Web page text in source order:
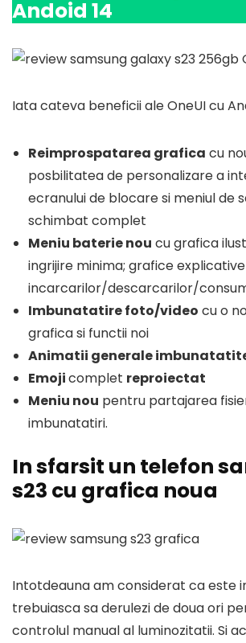
Andoid 14
Iata cateva beneficii ale OneUI cu
Reimprospatarea grafica cu
posbilitatea de personalizare a
ecranului de blocare si meniul de
schimbat complet
Meniu baterie nou cu grafica
ingrijire minima; grafice
incarcarilor/descarcarilor/
Imbunatatire foto/video cu o
grafica si functii noi
Animatii generale
Emojicomplet reproiectat
Meniu nou pentru partajarea
imbunatatiri.
In sfarsit un telefon
s23 cu grafica noua
Intotdeauna am considerat ca este
trebuiasca sa derulezi de doua ori
controlul manual al luminozitatii. Si